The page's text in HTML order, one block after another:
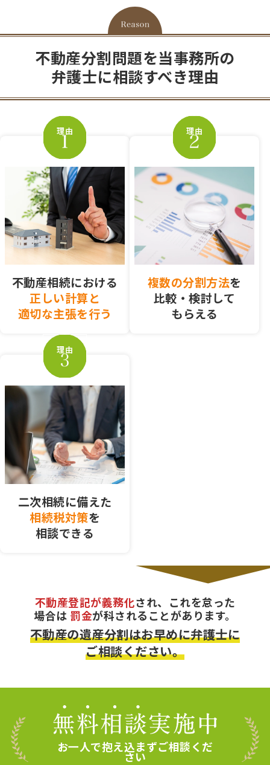
不動産分割問題を当事務所の
弁護士に相談すべき理由
理由
不動産相続における
正しい計算と
適切な主張を行う
理由
複数の分割方法を
比較・検討して
もらえる
理由
二次相続に備えた
相続税対策を
相談できる
不動産登記が義務化され、これを怠った
場合は 罰金が科されることがあります。
不動産の遺産分割はお早めに弁護士に
ご相談ください。
お一人で抱え込まずご相談くだ
さい